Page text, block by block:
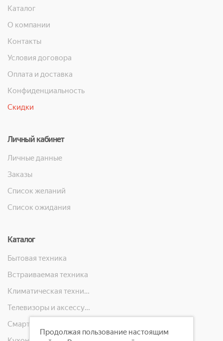
Каталог
О компании
Контакты
Условия договора
Оплата и доставка
Конфиденциальность
Скидки
Личный кабинет
Личные данные
Заказы
Список желаний
Список ожидания
Каталог
Бытовая техника
Встраиваемая техника
Климатическая техника
Телевизоры и аксессуары
Продолжая пользование настоящим